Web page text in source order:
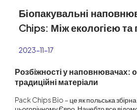
Біопакувальні
Chips: Між екологією
2023-11-17
Розбіжності у наповнювачах:
традиційні матеріали
Pack Chips Bio – це як польська